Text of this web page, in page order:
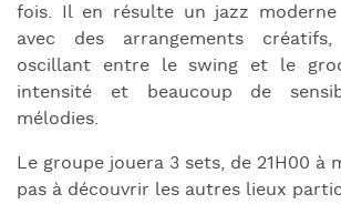
fois. Il en résulte un jazz
avec des arrangements
oscillant entre le swing et le
intensité et beaucoup de
mélodies.
Le groupe jouera 3 sets, de 21H00 à
pas à découvrir les autres lieux